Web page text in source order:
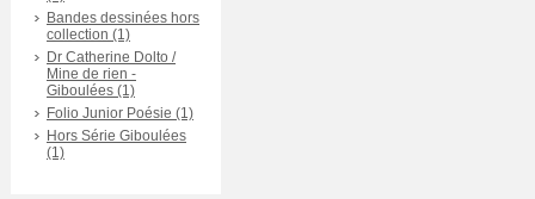
Bandes dessinées hors
collection (1)
Dr Catherine Dolto /
Mine de rien -
Giboulées (1)
Folio Junior Poésie (1)
Hors Série Giboulées
(1)